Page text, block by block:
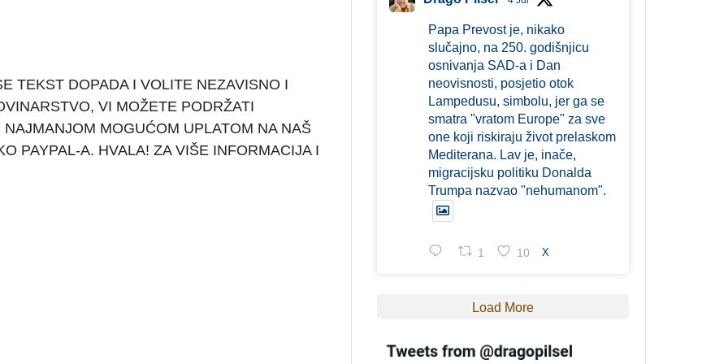
TEKST DOPADA I VOLITE NEZAVISNO I
VI MOŽETE PODRŽATI
NAJMANJOM MOGUĆOM UPLATOM NA NAŠ
PAYPAL-A. HVALA! ZA VIŠE INFORMACIJA I
Papa Prevost je, nikako
slučajno, na 250. godišnjicu
osnivanja SAD-a i Dan
neovisnosti, posjetio otok
Lampedusu, simbolu, jer ga se
smatra "vratom Europe" za sve
one koji riskiraju život prelaskom
Mediterana. Lav je, inače,
migracijsku politiku Donalda
Trumpa nazvao "nehumanom".
1 10 X
Load More